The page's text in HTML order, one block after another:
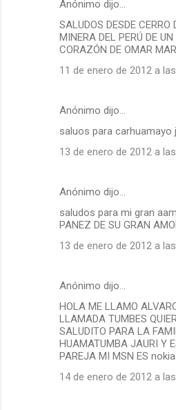
Anónimo dijo…
SALUDOS DESDE
MINERA DEL PERÚ DE
CORAZÓN DE OMAR
11 de enero de 2012 a
Anónimo dijo…
saluos para carhuamayo
13 de enero de 2012 a
Anónimo dijo…
saludos para mi gran
PANEZ DE SU GRAN
13 de enero de 2012 a
Anónimo dijo…
HOLA ME LLAMO
LLAMADA TUMBES
SALUDITO PARA LA
HUAMATUMBA JAURI Y
PAREJA MI MSN ES
14 de enero de 2012 a